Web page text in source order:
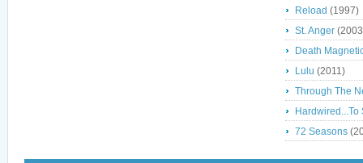
Reload (1997)
St. Anger
Death
Lulu (2011)
Through The
Hardwired...To
72 Seasons